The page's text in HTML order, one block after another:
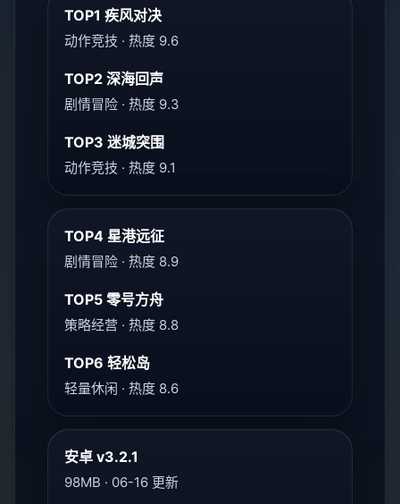
TOP1 疾风对决
动作竞技 · 热度 9.6
TOP2 深海回声
剧情冒险 · 热度 9.3
TOP3 迷城突围
动作竞技 · 热度 9.1
TOP4 星港远征
剧情冒险 · 热度 8.9
TOP5 零号方舟
策略经营 · 热度 8.8
TOP6 轻松岛
轻量休闲 · 热度 8.6
安卓 v3.2.1
98MB · 06-16 更新